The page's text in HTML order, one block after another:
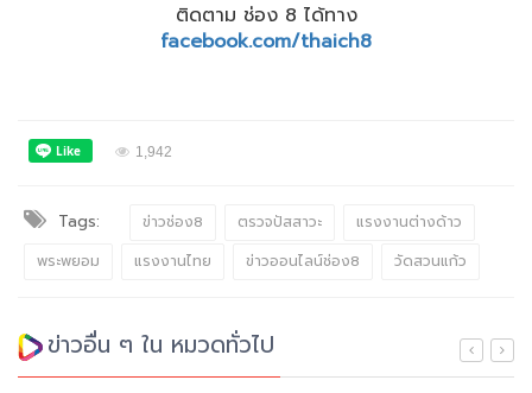
ติดตาม ช่อง 8 ได้ทาง
facebook.com/thaich8
1,942
Tags: ข่าวช่อง8 ตรวจปัสสาวะ
แรงงานต่างด้าว
พระพยอม
แรงงานไทย ข่าวออนไลน์ช่อง8 วัดสวนแก้ว
ข่าวอื่น ๆ ใน หมวดทั่วไป